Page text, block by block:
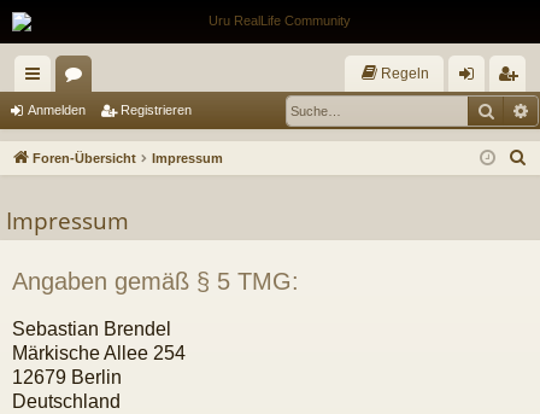
ch
ne
ug
or
en
Regeln
m
eg
ist
Anmelden Registrieren
Foren-Übersicht Impressum
Impressum
Angaben gemäß § 5 TMG:
Sebastian Brendel
Märkische Allee 254
12679 Berlin
Deutschland